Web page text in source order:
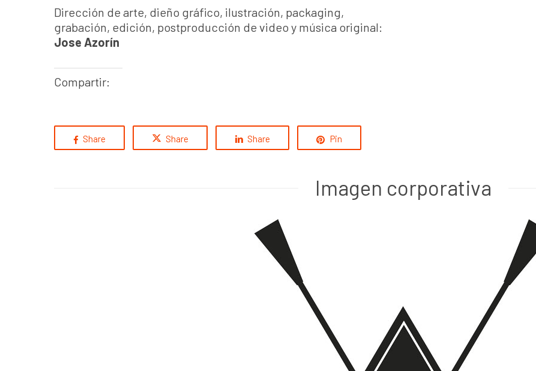
Dirección de arte, dieño gráfico, ilustración, packaging,
grabación, edición, postproducción de video y música original:
Jose Azorín
Compartir:
Share Share Share Pin
Imagen corporativa